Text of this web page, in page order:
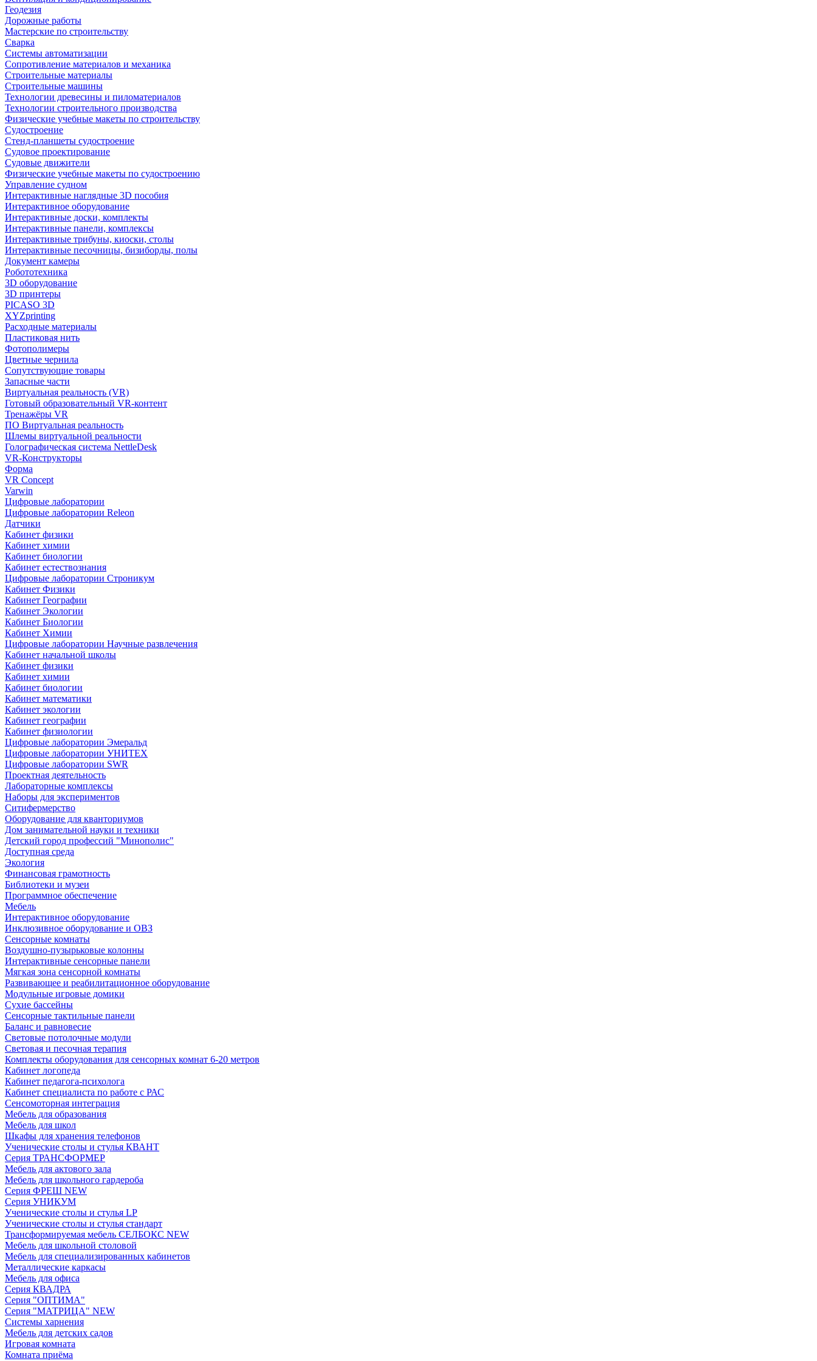
Геодезия
Дорожные работы
Мастерские по строительству
Сварка
Системы автоматизации
Сопротивление материалов и механика
Строительные материалы
Строительные машины
Технологии древесины и пиломатериалов
Технологии строительного производства
Физические учебные макеты по строительству
Судостроение
Стенд-планшеты судостроение
Судовое проектирование
Судовые движители
Физические учебные макеты по судостроению
Управление судном
Интерактивные наглядные 3D пособия
Интерактивное оборудование
Интерактивные доски, комплекты
Интерактивные панели, комплексы
Интерактивные трибуны, киоски, столы
Интерактивные песочницы, бизиборды, полы
Документ камеры
Робототехника
3D оборудование
3D принтеры
PICASO 3D
XYZprinting
Расходные материалы
Пластиковая нить
Фотополимеры
Цветные чернила
Сопутствующие товары
Запасные части
Виртуальная реальность (VR)
Готовый образовательный VR-контент
Тренажёры VR
ПО Виртуальная реальность
Шлемы виртуальной реальности
Голографическая система NettleDesk
VR-Конструкторы
Форма
VR Concept
Varwin
Цифровые лаборатории
Цифровые лаборатории Releon
Датчики
Кабинет физики
Кабинет химии
Кабинет биологии
Кабинет естествознания
Цифровые лаборатории Строникум
Кабинет Физики
Кабинет Географии
Кабинет Экологии
Кабинет Биологии
Кабинет Химии
Цифровые лаборатории Научные развлечения
Кабинет начальной школы
Кабинет физики
Кабинет химии
Кабинет биологии
Кабинет математики
Кабинет экологии
Кабинет географии
Кабинет физиологии
Цифровые лаборатории Эмеральд
Цифровые лаборатории УНИТЕХ
Цифровые лаборатории SWR
Проектная деятельность
Лабораторные комплексы
Наборы для экспериментов
Ситифермерство
Оборудование для кванториумов
Дом занимательной науки и техники
Детский город профессий "Минополис"
Доступная среда
Экология
Финансовая грамотность
Библиотеки и музеи
Программное обеспечение
Мебель
Интерактивное оборудование
Инклюзивное оборудование и ОВЗ
Cенсорные комнаты
Воздушно-пузырьковые колонны
Интерактивные сенсорные панели
Мягкая зона сенсорной комнаты
Развивающее и реабилитационное оборудование
Модульные игровые домики
Сухие бассейны
Сенсорные тактильные панели
Баланс и равновесие
Световые потолочные модули
Световая и песочная терапия
Комплекты оборудования для сенсорных комнат 6-20 метров
Кабинет логопеда
Кабинет педагога-психолога
Кабинет специалиста по работе с РАС
Сенсомоторная интеграция
Мебель для образования
Мебель для школ
Шкафы для хранения телефонов
Ученические столы и стулья КВАНТ
Серия ТРАНСФОРМЕР
Мебель для актового зала
Мебель для школьного гардероба
Серия ФРЕШ NEW
Серия УНИКУМ
Ученические столы и стулья LP
Ученические столы и стулья стандарт
Трансформируемая мебель СЕЛБОКС NEW
Мебель для школьной столовой
Мебель для специализированных кабинетов
Металлические каркасы
Мебель для офиса
Серия КВАДРА
Серия "ОПТИМА"
Серия "МАТРИЦА" NEW
Системы харнения
Мебель для детских садов
Игровая комната
Комната приёма